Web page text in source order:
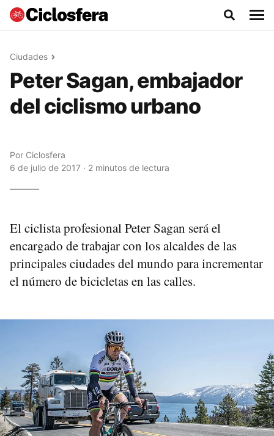
Ciudades
Peter Sagan, embajador
del ciclismo urbano
Por Ciclosfera
6 de julio de 2017 · 2 minutos de lectura
El ciclista profesional Peter Sagan será el
encargado de trabajar con los alcaldes de las
principales ciudades del mundo para incrementar
el número de bicicletas en las calles.